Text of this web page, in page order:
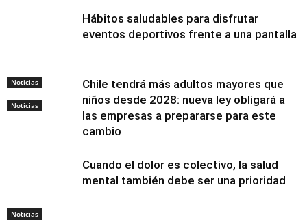
Noticias
Noticias
Hábitos saludables para disfrutar
eventos deportivos frente a una pantalla
Noticias
Chile tendrá más adultos mayores que
niños desde 2028: nueva ley obligará a
las empresas a prepararse para este
cambio
Cuando el dolor es colectivo, la salud
mental también debe ser una prioridad